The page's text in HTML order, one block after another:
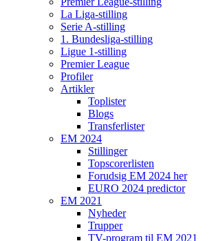
La Liga-stilling
Serie A-stilling
1. Bundesliga-stilling
Ligue 1-stilling
Premier League
Profiler
Artikler
Toplister
Blogs
Transferlister
EM 2024
Stillinger
Topscorerlisten
Forudsig EM 2024 her
EURO 2024 predictor
EM 2021
Nyheder
Trupper
TV-program til EM 2021